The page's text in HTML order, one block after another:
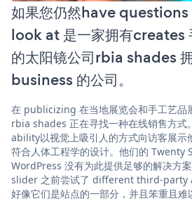
如果您仍然have questions
look at 是一家拥有creates
的太阳镜公司rbia shades
business 的公司。
在 publicizing 在当地展览会和手工艺品
rbia shades 正在寻找一种在线销售方
ability以视觉上吸引人的方式向访客展示
符合人体工程学的设计。他们的 Twenty
WordPress 没有为此提供足够的解决方
slider 之前尝试了 different third-party
好像它们是站点的一部分，并且笨重且难